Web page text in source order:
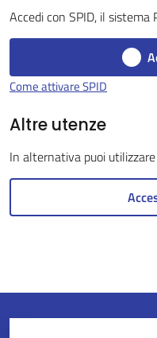
on-
line
gli
Accedi con SPID, il
Come attivare SPID
Altre utenze
In alternativa puoi